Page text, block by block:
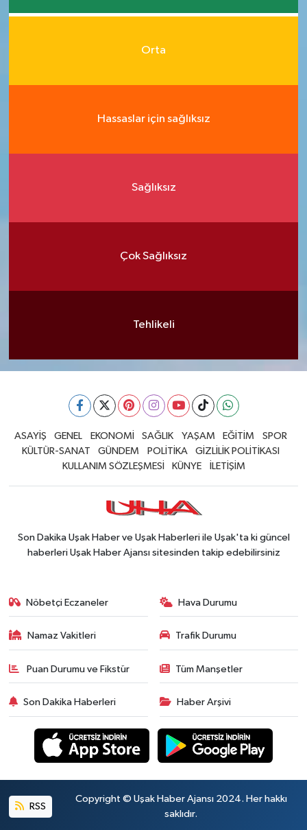
Orta
Hassaslar için sağlıksız
Sağlıksız
Çok Sağlıksız
Tehlikeli
ASAYİŞ GENEL EKONOMİ SAĞLIK YAŞAM EĞİTİM
SPOR
KÜLTÜR-SANAT
GÜNDEM POLİTİKA
GİZLİLİK POLİTİKASI
KULLANIM SÖZLEŞMESİ
KÜNYE İLETİŞİM
Son Dakika Uşak Haber ve Uşak Haberleri ile Uşak'ta ki güncel
haberleri Uşak Haber Ajansı sitesinden takip edebilirsiniz
Nöbetçi Eczaneler Hava Durumu
Namaz Vakitleri Trafik Durumu
Puan Durumu ve Fikstür Tüm Manşetler
Son Dakika Haberleri Haber Arşivi
RSS
Copyright © Uşak Haber Ajansı 2024. Her hakkı
saklıdır.